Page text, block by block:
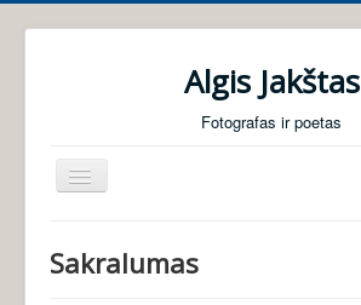
Algis Jakštas
Fotografas ir poetas
Perjungti
navigaciją
Foto galerijos
Sakralumas